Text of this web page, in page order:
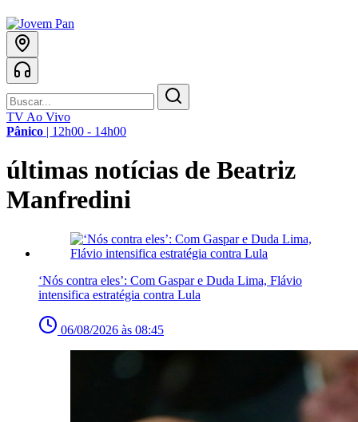
TV Ao Vivo
Pânico | 12h00 - 14h00
últimas notícias de Beatriz
Manfredini
‘Nós contra eles’: Com Gaspar e Duda Lima, Flávio
intensifica estratégia contra Lula
06/08/2026 às 08:45